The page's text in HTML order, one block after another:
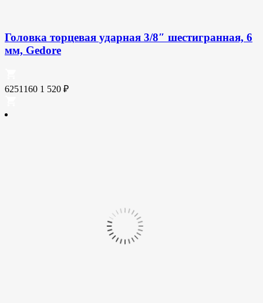
Головка торцевая ударная 3/8″ шестигранная, 6
мм, Gedore
6251160 1 520 ₽